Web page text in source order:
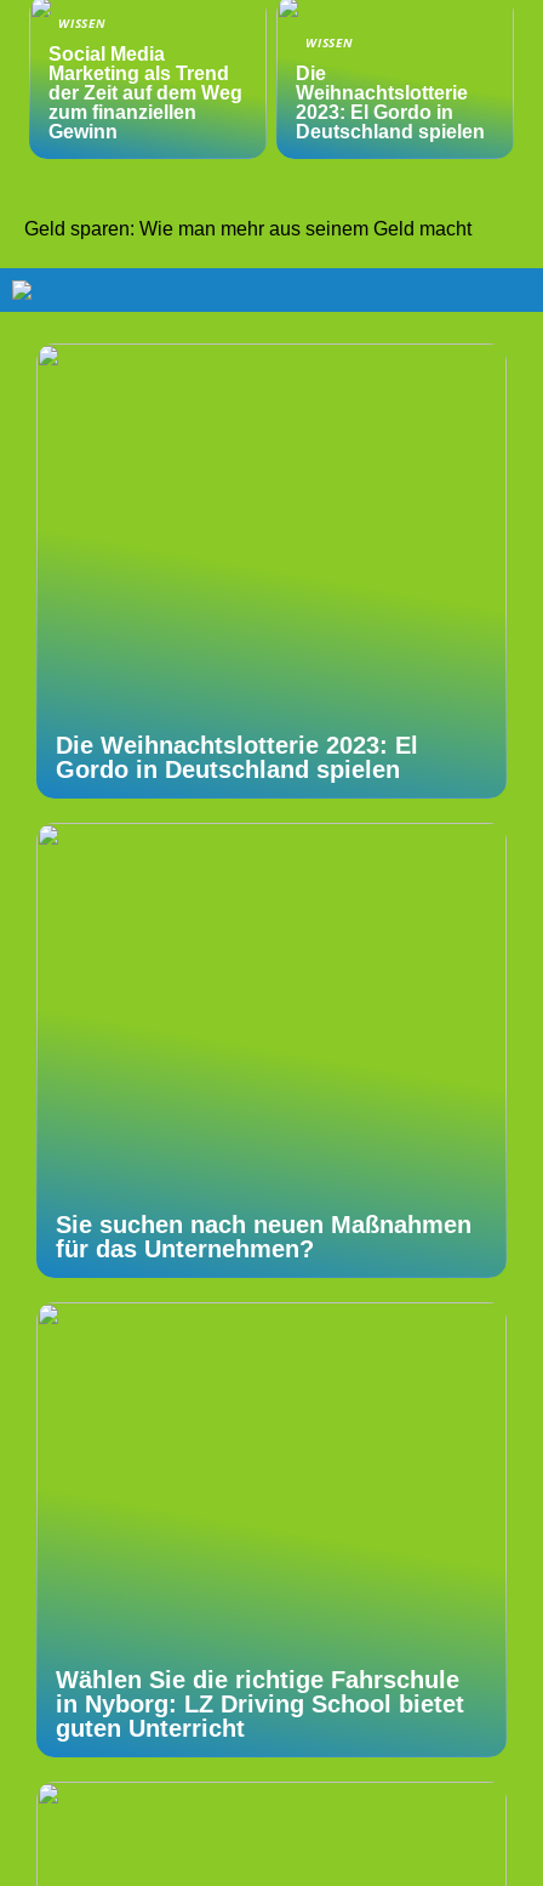
WISSEN
Social Media
Marketing als Trend
der Zeit auf dem Weg
zum finanziellen
Gewinn
WISSEN
Die
Weihnachtslotterie
2023: El Gordo in
Deutschland spielen
Geld sparen: Wie man mehr aus seinem Geld macht
Die Weihnachtslotterie 2023: El
Gordo in Deutschland spielen
Sie suchen nach neuen Maßnahmen
für das Unternehmen?
Wählen Sie die richtige Fahrschule
in Nyborg: LZ Driving School bietet
guten Unterricht